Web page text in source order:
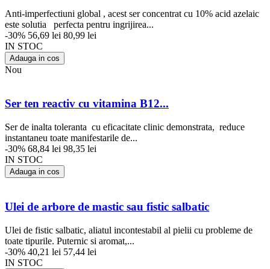
Anti-imperfectiuni global , acest ser concentrat cu 10% acid azelaic
este solutia perfecta pentru ingrijirea...
-30% 56,69 lei 80,99 lei
IN STOC
Adauga in cos
Nou
Ser ten reactiv cu vitamina B12...
Ser de inalta toleranta cu eficacitate clinic demonstrata, reduce
instantaneu toate manifestarile de...
-30% 68,84 lei 98,35 lei
IN STOC
Adauga in cos
Ulei de arbore de mastic sau fistic salbatic
Ulei de fistic salbatic, aliatul incontestabil al pielii cu probleme de
toate tipurile. Puternic si aromat,...
-30% 40,21 lei 57,44 lei
IN STOC